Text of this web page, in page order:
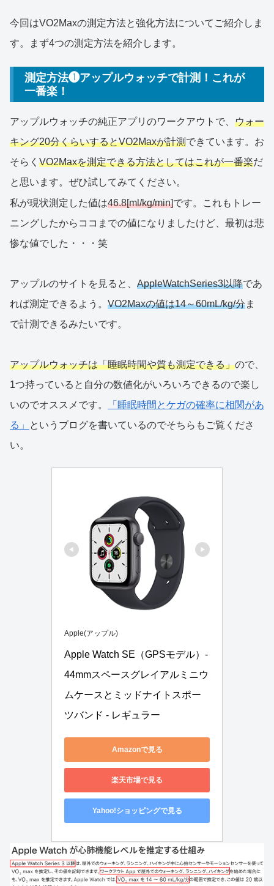
今回はVO2Maxの測定方法と強化方法についてご紹介しま
す。まず4つの測定方法を紹介します。
測定方法❶アップルウォッチで計測！これが
一番楽！
アップルウォッチの純正アプリのワークアウトで、 ウォー
キング20分くらいするとVO2Maxが計測できています。お
そらく VO2Maxを測定できる方法としてはこれが一番楽だ
と思います。ぜひ試してみてください。
私が現状測定した値は46.8[ml/kg/min]です。これもトレー
ニングしたからココまでの値になりましたけど、最初は悲
惨な値でした・・・笑
アップルのサイトを見ると、 AppleWatchSeries3以降であ
れば測定できるよう。 VO2Maxの値は14～60mL/kg/分ま
で計測できるみたいです。
アップルウォッチは「睡眠時間や質も測定できる」ので、
1つ持っていると自分の数値化がいろいろできるので楽し
いのでオススメです。
「睡眠時間とケガの確率に相関があ
る」
というブログを書いているのでそちらもご覧くださ
い。
Apple(アップル)
Apple Watch SE（GPSモデル）-
44mmスペースグレイアルミニウ
ムケースとミッドナイトスポー
ツバンド - レギュラー
Amazonで見る
楽天市場で見る
Yahoo!ショッピングで見る